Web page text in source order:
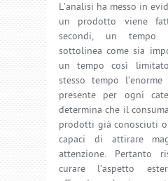
L’analisi ha messo in
un prodotto viene
secondi, un tempo
sottolinea come sia
un tempo così
stesso tempo
presente per ogni
determina che il
prodotti già conosciuti
capaci di attirare
attenzione. Pertanto
curare l’aspetto